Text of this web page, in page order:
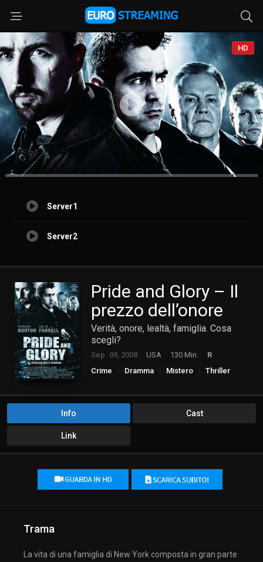
HD
Server1
Server2
Pride and Glory – Il
prezzo dell’onore
Verità, onore, lealtà, famiglia. Cosa
scegli?
Sep. 09, 2008 USA 130 Min.
R
Crime
Dramma Mistero Thriller
Info Cast
Link
Trama
La vita di una famiglia di New York composta in gran parte